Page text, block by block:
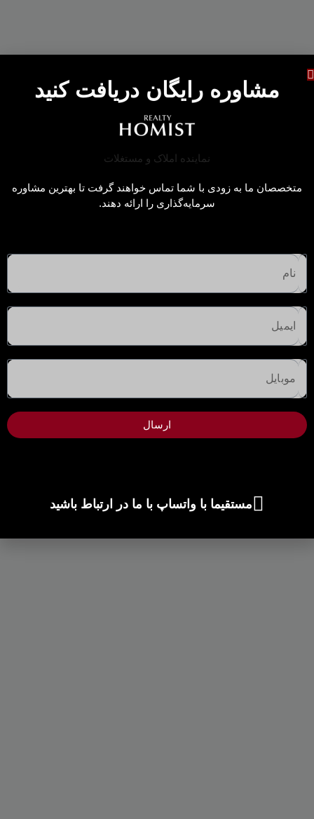
مشاوره رایگان دریافت کنید
متخصصان ما به زودی با شما تماس خواهند گرفت تا بهترین مشاوره
سرمایه‌گذاری را ارائه دهند.
ارسال
مستقیما با واتساپ با ما در ارتباط باشید